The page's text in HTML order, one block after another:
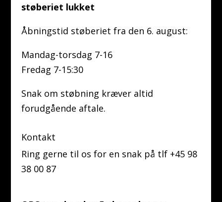
støberiet lukket
Åbningstid støberiet fra den 6. august:
Mandag-torsdag 7-16
Fredag 7-15:30
Snak om støbning kræver altid
forudgående aftale.
Kontakt
Ring gerne til os for en snak på tlf +45 98
38 00 87